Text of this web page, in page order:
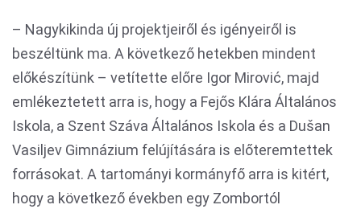
– Nagykikinda új projektjeiről és igényeiről is
beszéltünk ma. A következő hetekben mindent
előkészítünk – vetítette előre Igor Mirović, majd
emlékeztetett arra is, hogy a Fejős Klára Általános
Iskola, a Szent Száva Általános Iskola és a Dušan
Vasiljev Gimnázium felújítására is előteremtettek
forrásokat. A tartományi kormányfő arra is kitért,
hogy a következő években egy Zombortól